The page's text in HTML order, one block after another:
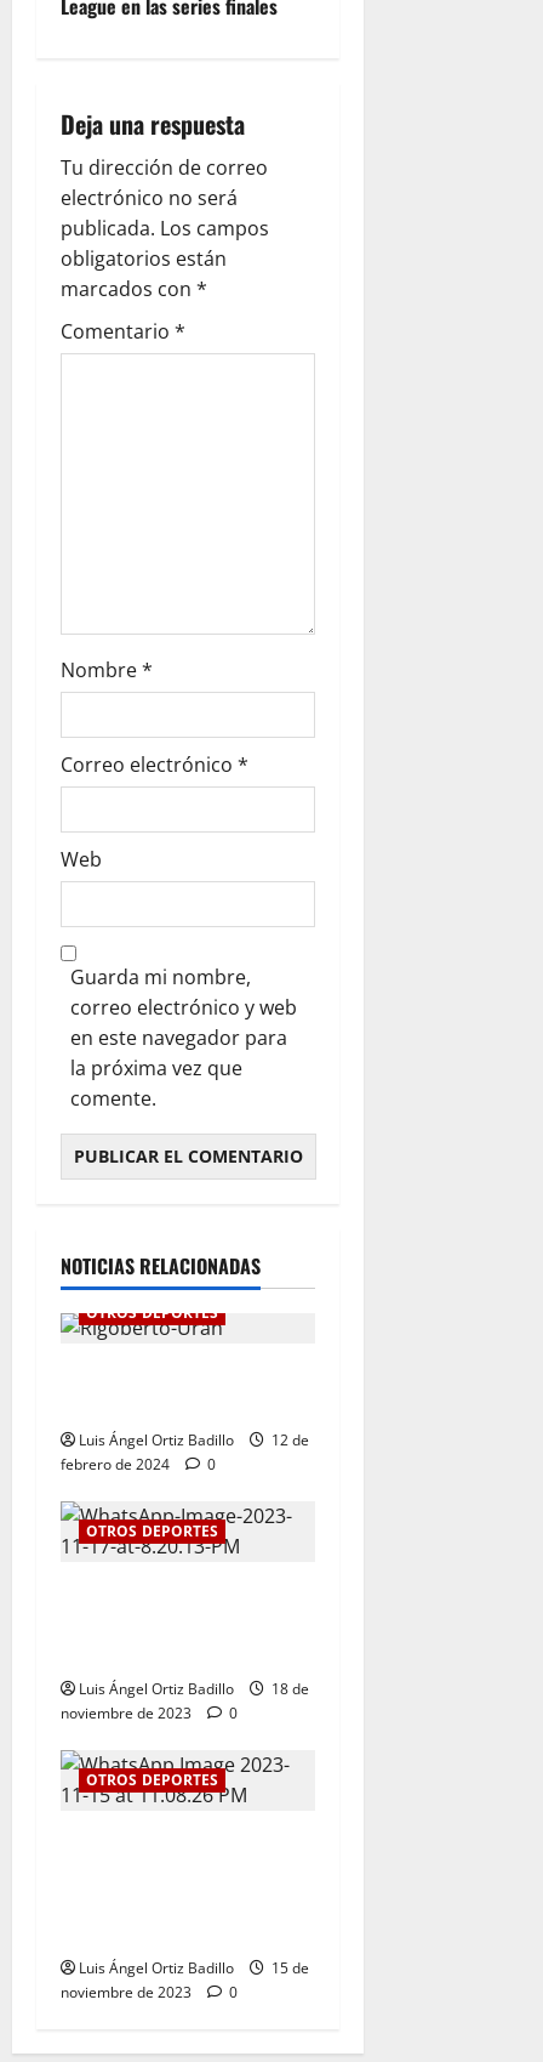
League en las series finales
Deja una respuesta
Tu dirección de correo
electrónico no será
publicada. Los campos
obligatorios están
marcados con *
Comentario *
Nombre*
Correo electrónico *
Web
Guarda mi nombre,
correo electrónico y web
en este navegador para
la próxima vez que
comente.
NOTICIAS RELACIONADAS
OTROS DEPORTES
Luis Ángel Ortiz Badillo
12 de
febrero de 2024
0
OTROS DEPORTES
Luis Ángel Ortiz Badillo
18 de
noviembre de 2023
0
OTROS DEPORTES
Luis Ángel Ortiz Badillo
15 de
noviembre de 2023
0